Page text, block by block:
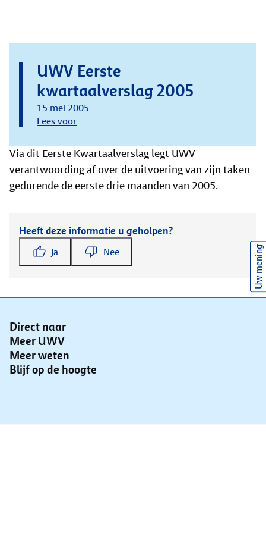
UWV Eerste
kwartaalverslag 2005
15 mei 2005
Lees voor
Via dit Eerste Kwartaalverslag legt UWV
verantwoording af over de uitvoering van zijn taken
gedurende de eerste drie maanden van 2005.
Heeft deze informatie u geholpen?
Ja Nee
Direct naar
Meer UWV
Meer weten
Blijf op de hoogte
Uw mening